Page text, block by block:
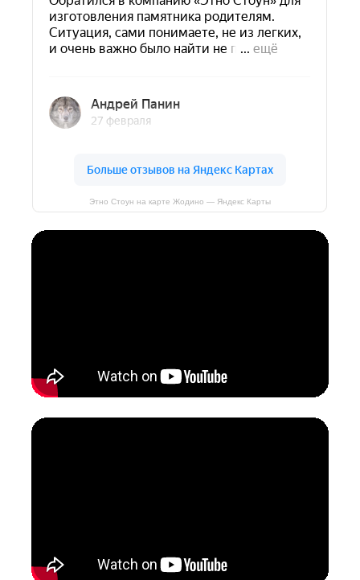
Этно Стоун на карте Жодино — Яндекс Карты